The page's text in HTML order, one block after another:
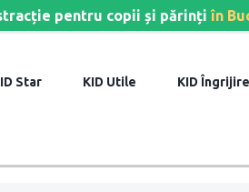
pentru copii și părinți în
Star Utile Îngrijire